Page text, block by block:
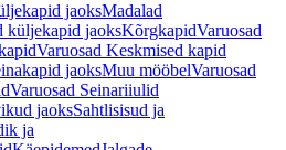
jaoksMadalad
küljekapid jaoksKõrgkapidVaruosad
Varuosad Keskmised kapid
jaoksMuu mööbelVaruosad
Varuosad Seinariiulid
jaoksSahtlisisud ja
ja